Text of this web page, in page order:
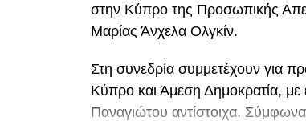
στην Κύπρο της Προσωπικής
Μαρίας Άνχελα Ολγκίν.
Στη συνεδρία συμμετέχουν για
Κύπρο και Άμεση Δημοκρατία,
Παναγιώτου αντίστοιχα.